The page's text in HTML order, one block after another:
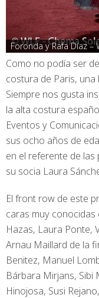
Foronda y Rafa Díaz –
Como no podía ser
costura de Paris, una
Siempre nos gusta
la alta costura
Eventos y
sus ocho años de
en el referente de las
su socia Laura
El front row de este
caras muy
Hazas, Laura Ponte,
Arnau Maillard de la
Benitez, Manuel
Bárbara Mirjans, Sibi
Hinojosa, Susi